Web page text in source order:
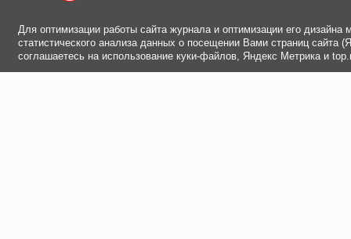
Для оптимизации работы сайта журнала и оптимизации его
статистического анализа данных о посещении Вами страниц
соглашаетесь на использование куки-файлов, Яндекс Метрика и